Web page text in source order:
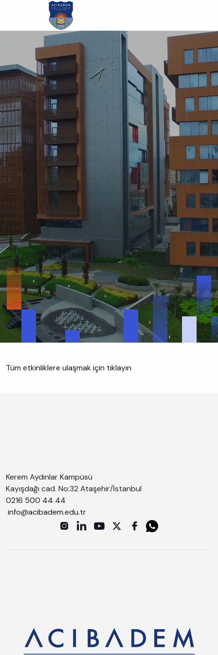
atla
Tüm etkinliklere ulaşmak için tıklayın
Kerem Aydınlar Kampüsü
Kayışdağı cad. No:32 Ataşehir/İstanbul
0216 500 44 44
info@acibadem.edu.tr